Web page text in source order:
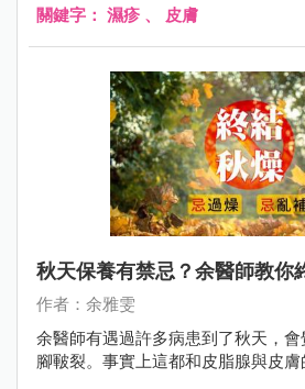
關鍵字： 濕疹 、 皮膚
秋天保養有禁忌？余醫師教你
作者：余雅雯
余醫師有遇過許多病患到了秋天，
腳皸裂。事實上這都和皮脂腺與皮膚